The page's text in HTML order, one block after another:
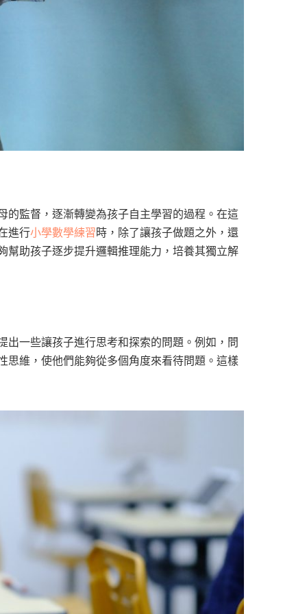
的監督，逐漸轉變為孩子自主學習的過程。在這
進行小學數學練習時，除了讓孩子做題之外，還
幫助孩子逐步提升邏輯推理能力，培養其獨立解
一些讓孩子進行思考和探索的問題。例如，問
思維，使他們能夠從多個角度來看待問題。這樣